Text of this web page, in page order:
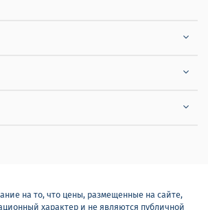
на то, что цены, размещенные на сайте,
характер и не являются публичной